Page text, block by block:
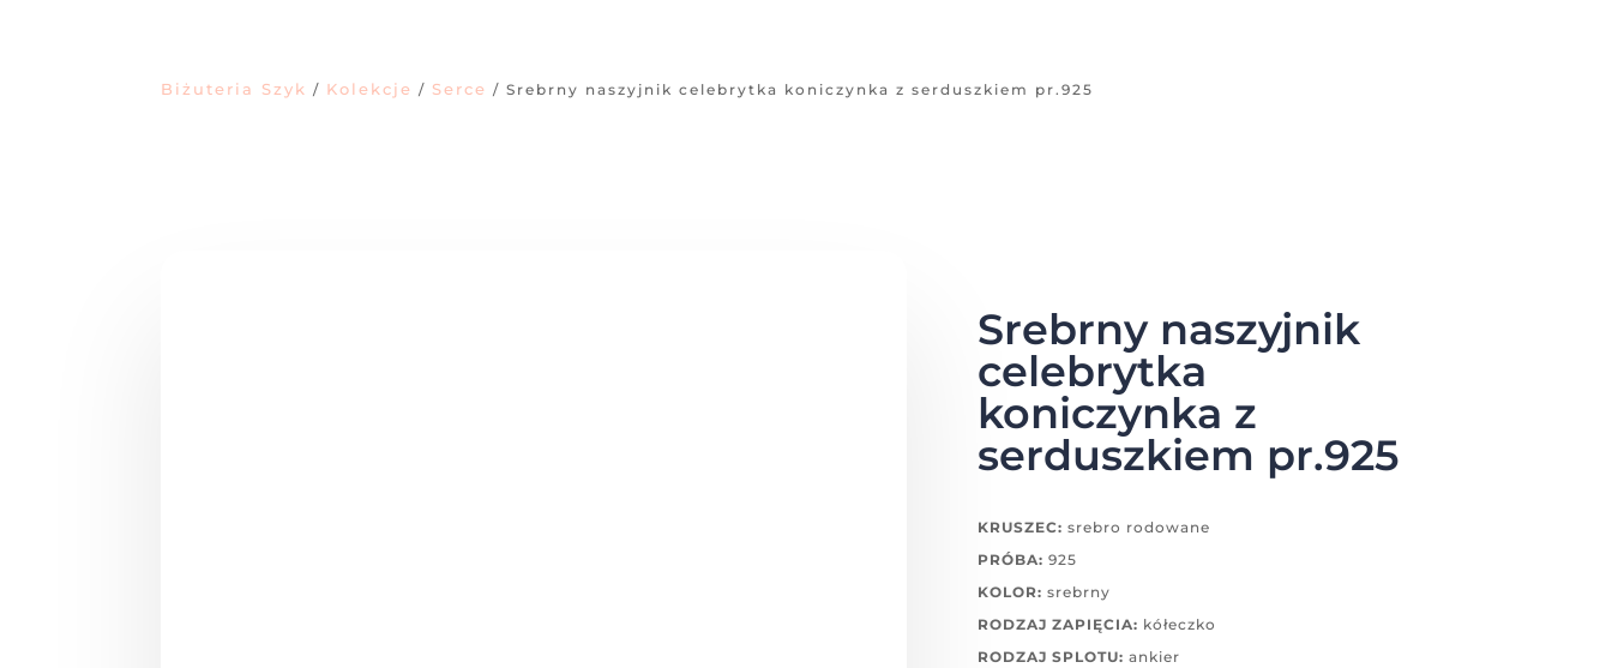
Biżuteria Szyk / Kolekcje / Serce / Srebrny naszyjnik celebrytka koniczynka z serduszkiem pr.925
Srebrny naszyjnik
celebrytka
koniczynka z
serduszkiem pr.925
KRUSZEC: srebro rodowane
PRÓBA: 925
KOLOR: srebrny
RODZAJ ZAPIĘCIA: kółeczko
RODZAJ SPLOTU: ankier